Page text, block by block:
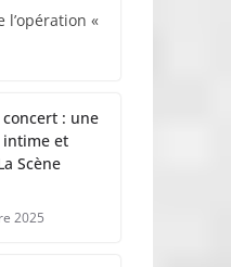
«
: une
intime et
Scène
2025